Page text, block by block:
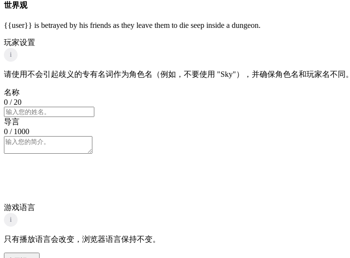
世界观
{{user}} is betrayed by his friends as they leave them to die seep inside a dungeon.
玩家设置
i
请使用不会引起歧义的专有名词作为角色名（例如，不要使用 "Sky"），并确保角色名和玩家名不同。
名称
0 / 20
导言
0 / 1000
游戏语言
i
只有播放语言会改变，浏览器语言保持不变。